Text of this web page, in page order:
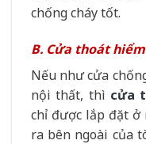
chống cháy tốt.
B. Cửa thoát hiểm
Nếu như cửa
nội thất, thì cửa
chỉ được lắp đặt
ra bên ngoài của